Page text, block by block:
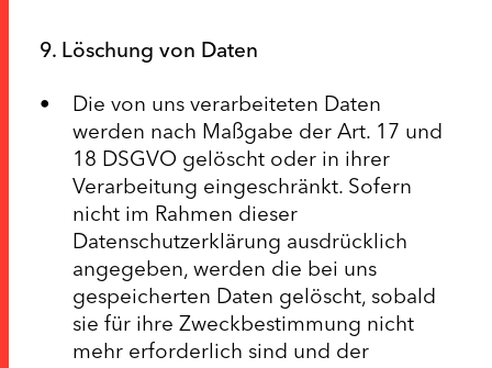
9. Löschung von Daten
Die von uns verarbeiteten Daten
werden nach Maßgabe der Art. 17 und
18 DSGVO gelöscht oder in ihrer
Verarbeitung eingeschränkt. Sofern
nicht im Rahmen dieser
Datenschutzerklärung ausdrücklich
angegeben, werden die bei uns
gespeicherten Daten gelöscht, sobald
sie für ihre Zweckbestimmung nicht
mehr erforderlich sind und der